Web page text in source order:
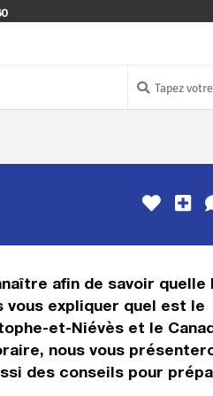
afin de savoir quelle
vous expliquer quel est le
et-Niévès et le
nous vous
des conseils pour